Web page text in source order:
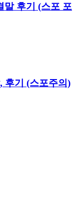
말 후기 (스포 포
후기 (스포주의)